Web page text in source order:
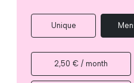
Unique
2,50 € / month